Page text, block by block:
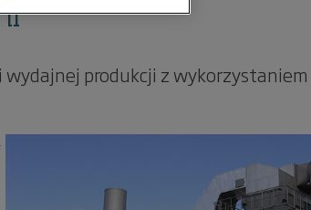
produkcji z